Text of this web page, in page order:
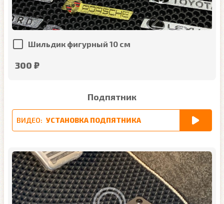
Шильдик фигурный 10 см
300 ₽
Подпятник
ВИДЕО: УСТАНОВКА ПОДПЯТНИКА